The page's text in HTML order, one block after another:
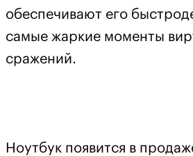
обеспечивают его
самые жаркие моменты
сражений.
Ноутбук появится в